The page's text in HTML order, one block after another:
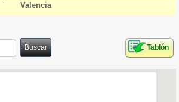
Valencia
Tablón
Buscar